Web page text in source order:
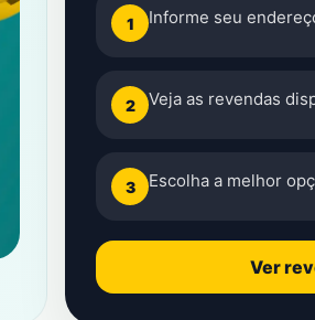
1 Informe seu
2 Veja as revendas
3 Escolha a melhor
Ver